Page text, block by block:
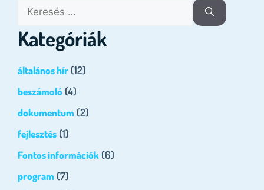
Kategóriák
általános hír (12)
beszámoló (4)
dokumentum (2)
fejlesztés (1)
Fontos információk (6)
program (7)